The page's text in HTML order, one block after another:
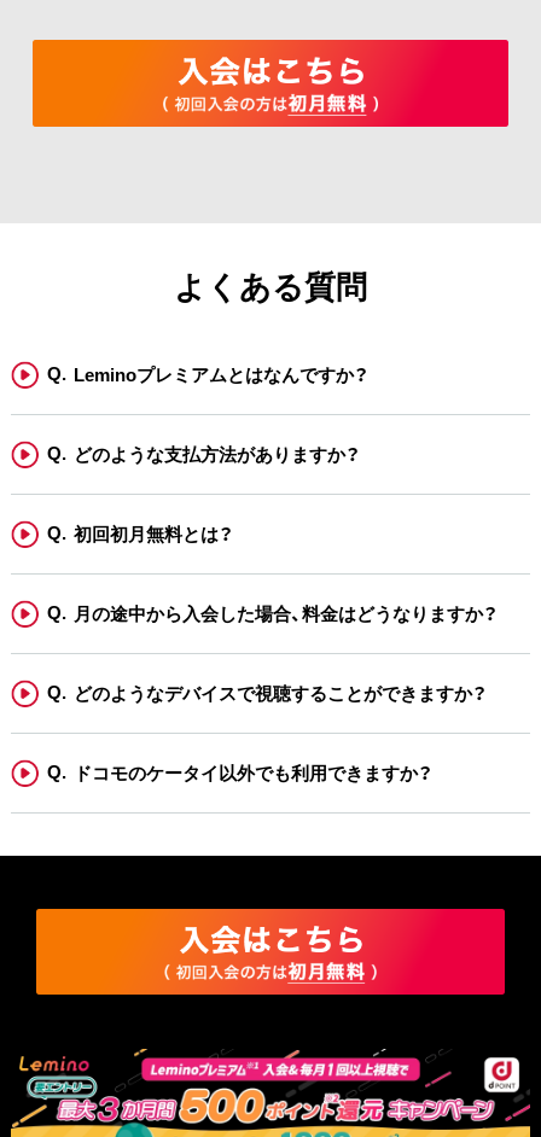
・公演中止・延期の場合を除き、個人的な体調不良などお客さまのご
事情による払い戻しはできませんのでご了承ください。
よくある質問
Leminoプレミアムとはなんですか？
どのような支払方法がありますか？
初回初月無料とは？
月の途中から入会した場合、料金はどうなりますか？
どのようなデバイスで視聴することができますか？
ドコモのケータイ以外でも利用できますか？